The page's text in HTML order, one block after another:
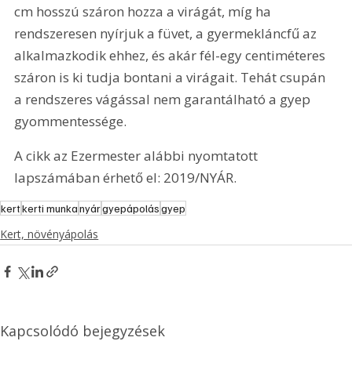
cm hosszú száron hozza a virágát, míg ha
rendszeresen nyírjuk a füvet, a gyermekláncfű az
alkalmazkodik ehhez, és akár fél-egy centiméteres
száron is ki tudja bontani a virágait. Tehát csupán
a rendszeres vágással nem garantálható a gyep
gyommentessége.
A cikk az Ezermester alábbi nyomtatott
lapszámában érhető el: 2019/NYÁR.
kertkerti munkanyárgyepápolásgyep
Kert, növényápolás
Kapcsolódó bejegyzések